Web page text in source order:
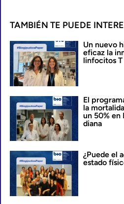
TAMBIÉN TE PUEDE
Un nuevo
eficaz la
linfocitos T
El
la
un 50% en
diana
¿Puede el
estado